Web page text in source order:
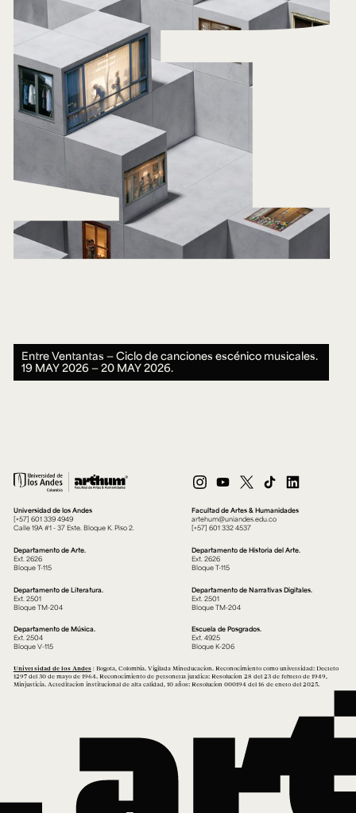
Entre Ventantas — Ciclo de canciones escénico musicales.
19 MAY 2026 ― 20 MAY 2026.
Universidad de los Andes
[+57] 601 339 4949
Calle 19A #1 - 37 Este. Bloque K. Piso 2.
Facultad de Artes & Humanidades
artehum@uniandes.edu.co
[+57] 601 332 4537
Departamento de Arte.
Ext. 2626
Bloque T-115
Departamento de Historia del Arte.
Ext. 2626
Bloque T-115
Departamento de Literatura.
Ext. 2501
Bloque TM-204
Departamento de Narrativas Digitales.
Ext. 2501
Bloque TM-204
Departamento de Música.
Ext. 2504
Bloque V-115
Escuela de Posgrados.
Ext. 4925
Bloque K-206
Universidad de los Andes| Bogotá, Colombia. Vigilada Mineducación. Reconocimiento como universidad: Decreto
1297 del 30 de mayo de 1964. Reconocimiento de personería jurídica: Resolución 28 del 23 de febrero de 1949,
Minjusticia. Acreditación institucional de alta calidad, 10 años: Resolución 000194 del 16 de enero del 2025.